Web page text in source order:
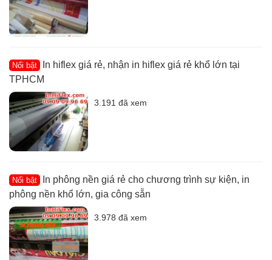
Nổi bật
In hiflex giá rẻ, nhận in hiflex giá rẻ khổ lớn tại
TPHCM
3.191 đã xem
Nổi bật
In phông nền giá rẻ cho chương trình sự kiện, in
phông nền khổ lớn, gia công sẵn
3.978 đã xem